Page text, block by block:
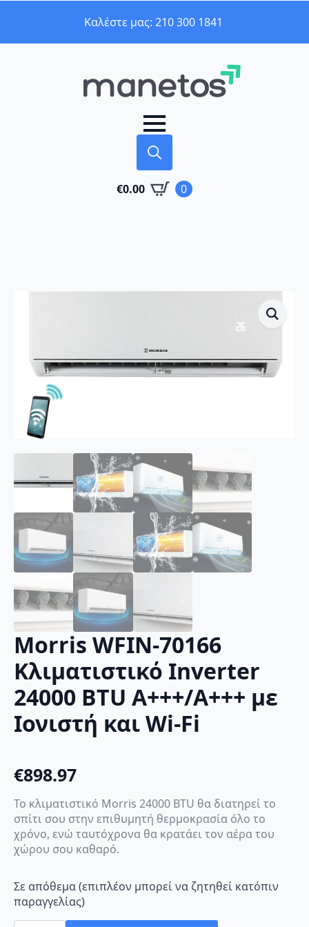
Καλέστε μας: 210 300 1841
for:
€0.00 0
Morris WFIN-70166
Κλιματιστικό Inverter
24000 BTU A+++/A+++ με
Ιονιστή και Wi-Fi
€898.97
Το κλιματιστικό Morris 24000 BTU θα διατηρεί το
σπίτι σου στην επιθυμητή θερμοκρασία όλο το
χρόνο, ενώ ταυτόχρονα θα κρατάει τον αέρα του
χώρου σου καθαρό.
Σε απόθεμα (επιπλέον μπορεί να ζητηθεί κατόπιν
παραγγελίας)